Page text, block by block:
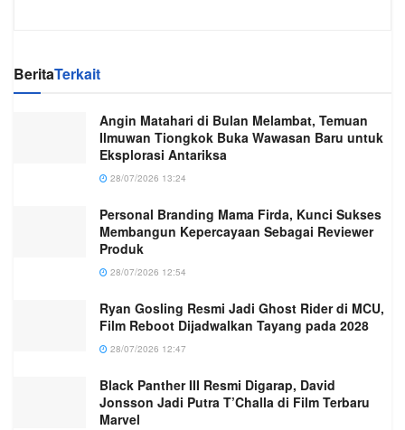
BeritaTerkait
Angin Matahari di Bulan Melambat, Temuan
Ilmuwan Tiongkok Buka Wawasan Baru untuk
Eksplorasi Antariksa
28/07/2026 13:24
Personal Branding Mama Firda, Kunci Sukses
Membangun Kepercayaan Sebagai Reviewer
Produk
28/07/2026 12:54
Ryan Gosling Resmi Jadi Ghost Rider di MCU,
Film Reboot Dijadwalkan Tayang pada 2028
28/07/2026 12:47
Black Panther III Resmi Digarap, David
Jonsson Jadi Putra T’Challa di Film Terbaru
Marvel